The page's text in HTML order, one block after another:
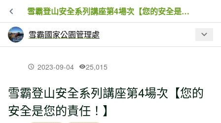
雪霸登山安全系列講座第4場次【您的安全是您的責任！】
雪霸國家公園管理處
最新文章
關於監察院糾正三六九山莊興建工程案
將務實檢討改進並精進高山工程管理
2023-09-04 25,015
雪霸登山安全系列講座第4場次【您的
安全是您的責任！】